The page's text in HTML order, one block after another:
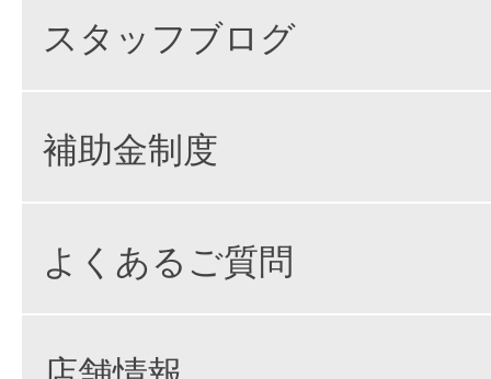
スタッフブログ
補助金制度
よくあるご質問